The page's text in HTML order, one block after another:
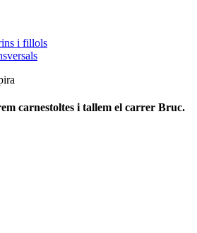
i fillols
carnestoltes i tallem el carrer Bruc.